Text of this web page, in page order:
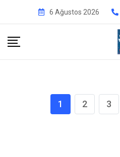
6 Ağustos 2026
1 2 3